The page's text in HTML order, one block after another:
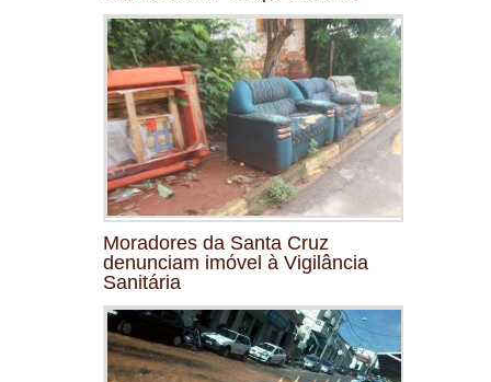
Moradores da Santa Cruz
denunciam imóvel à Vigilância
Sanitária